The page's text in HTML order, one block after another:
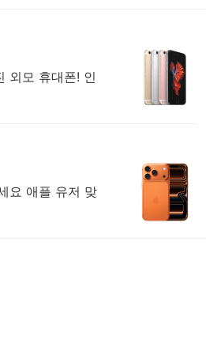
외모 휴대폰! 인
요 애플 유저 맞